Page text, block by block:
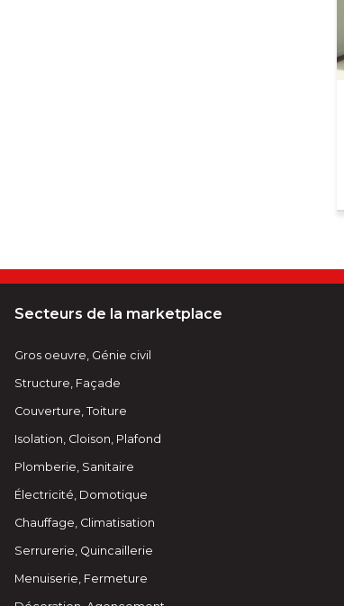
Secteurs de la marketplace
Gros oeuvre, Génie civil
Structure, Façade
Couverture, Toiture
Isolation, Cloison, Plafond
Plomberie, Sanitaire
Électricité, Domotique
Chauffage, Climatisation
Serrurerie, Quincaillerie
Menuiserie, Fermeture